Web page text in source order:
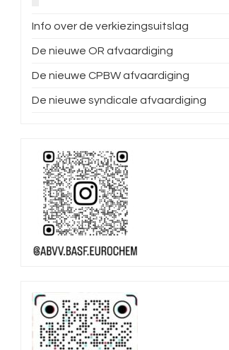
Info over de verkiezingsuitslag
De nieuwe OR afvaardiging
De nieuwe CPBW afvaardiging
De nieuwe syndicale afvaardiging